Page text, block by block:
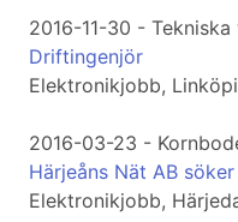
2016-11-30 -
Driftingenjör
Elektronikjobb,
2016-03-23 -
Härjeåns Nät AB
Elektronikjobb,